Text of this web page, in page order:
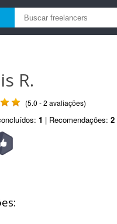
R.
(5.0 - 2 avaliações)
1 | Recomendações: 2